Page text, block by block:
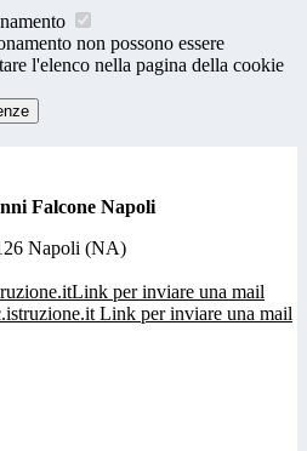
non possono essere
l'elenco nella pagina della cookie
Falcone Napoli
Napoli (NA)
Link per inviare una mail
Link per inviare una mail